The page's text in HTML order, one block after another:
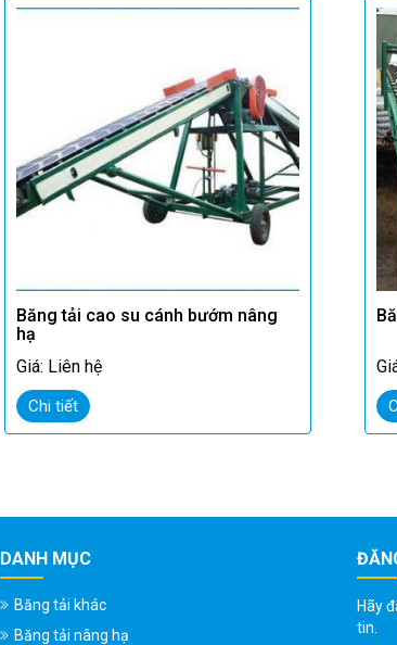
Băng tải cao su cánh bướm nâng
hạ
Giá: Liên hệ
Chi tiết
DANH MỤC
Băng tải khác
Băng tải nâng hạ
Hãy
tin.